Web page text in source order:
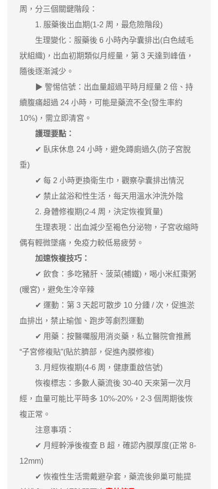
周，分三個關鍵階段：
1. 服藥後出血期(1-2 周，最危險階段)
生理變化：服藥後 6 小時內孕囊排出(白色絨毛
狀組織)，出血初期類似月經量，第 3 天達到峰值，
隨後逐漸減少。
▶ 警惕信號：出血量超過平時月經量 2 倍、持
續腹痛超過 24 小時，可能是藥流不全(發生率約
10%)，需立即清宮。
護理要點：
✔ 臥床休息 24 小時，避免蹲廁過久(防子宮脫
垂)
✔ 每 2 小時更換衛生巾，觀察孕囊排出情況
✔ 禁止盆浴和性生活，每天用溫水沖洗外陰
2. 身體修複期(2-4 周，決定恢複質量)
生理表現：出血減少至褐色分泌物，子宮收縮時
偶有輕微墜痛，免疫力較低易疲勞。
加速恢複技巧：
✔ 飲食：多吃豬肝、菠菜(補鐵)，喝小米紅棗粥
(暖宮)，避免生冷辛辣
✔ 運動：第 3 天起可散步 10 分鍾 / 次，促進淤
血排出，禁止瑜伽、跑步等劇烈運動
✔ 用藥：按醫囑服用消炎藥，私立醫院會推薦
“子宮修複貼”(貼於臍部，促進內膜修複)
3. 月經恢複期(4-6 周，健康重啟信號)
恢複標志：多數人藥流後 30-40 天來第一次月
經，血量可能比平時多 10%-20%，2-3 個周期後恢
複正常。
注意事項：
✔ 月經幹淨後複查 B 超，確認內膜厚度(正常 8-
12mm)
✔ 恢複性生活需戴避孕套，藥流後卵巢可能提